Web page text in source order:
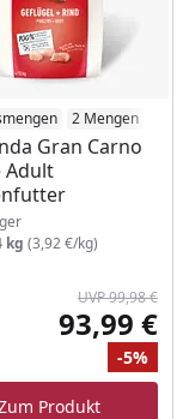
Preis
2 Mengen
Gran Carno
Adult
am Lager
kg (3,92 €/kg)
UVP 99,98 €
93,99 €
-5%
Produkt